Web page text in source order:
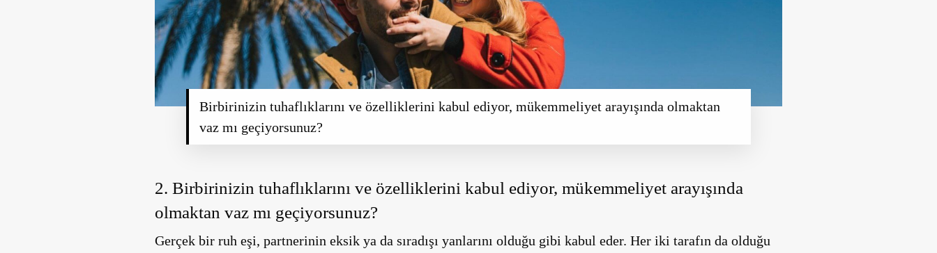
Birbirinizin tuhaflıklarını ve özelliklerini kabul ediyor, mükemmeliyet arayışında olmaktan
vaz mı geçiyorsunuz?
2. Birbirinizin tuhaflıklarını ve özelliklerini kabul ediyor, mükemmeliyet arayışında
olmaktan vaz mı geçiyorsunuz?
Gerçek bir ruh eşi, partnerinin eksik ya da sıradışı yanlarını olduğu gibi kabul eder. Her iki tarafın da olduğu